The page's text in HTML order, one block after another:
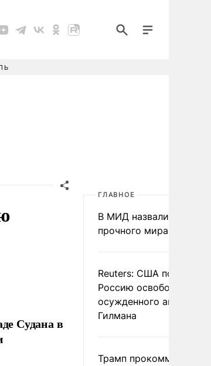
Судана в
ГЛАВНОЕ
В МИД назвали условия
прочного мира на
Reuters: США
Россию освободить
осужденного
Гилмана
Трамп